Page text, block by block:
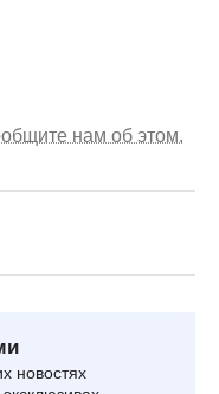
нам об этом.
новостях